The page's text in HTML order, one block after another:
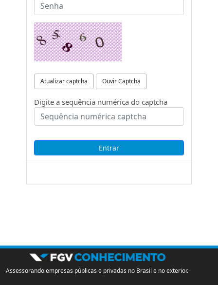
Atualizar captcha Ouvir Captcha
Digite a sequência numérica do captcha
Assessorando empresas públicas e privadas no Brasil e no exterior.